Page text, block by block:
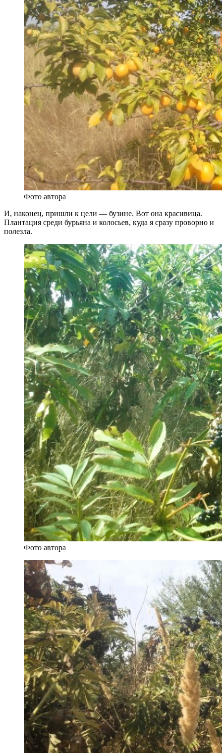
Фото автора
И, наконец, пришли к цели — бузине. Вот она красивица.
Плантация среди бурьяна и колосьев, куда я сразу проворно и
полезла.
Фото автора